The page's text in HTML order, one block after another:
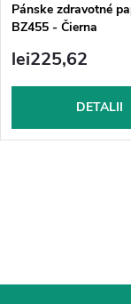
Pánske zdravotné
BZ455 - Čierna
lei225,62
DETALII